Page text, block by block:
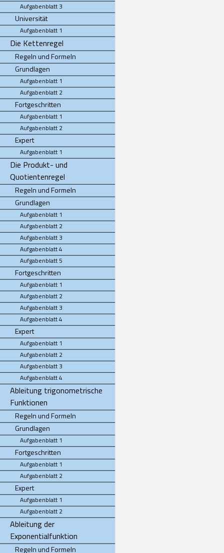
Aufgabenblatt 3
Universität
Aufgabenblatt 1
Die Kettenregel
Regeln und Formeln
Grundlagen
Aufgabenblatt 1
Aufgabenblatt 2
Fortgeschritten
Aufgabenblatt 1
Aufgabenblatt 2
Expert
Aufgabenblatt 1
Die Produkt- und
Quotientenregel
Regeln und Formeln
Grundlagen
Aufgabenblatt 1
Aufgabenblatt 2
Aufgabenblatt 3
Aufgabenblatt 4
Aufgabenblatt 5
Fortgeschritten
Aufgabenblatt 1
Aufgabenblatt 2
Aufgabenblatt 3
Aufgabenblatt 4
Expert
Aufgabenblatt 1
Aufgabenblatt 2
Aufgabenblatt 3
Aufgabenblatt 4
Ableitung trigonometrische
Funktionen
Regeln und Formeln
Grundlagen
Aufgabenblatt 1
Fortgeschritten
Aufgabenblatt 1
Aufgabenblatt 2
Expert
Aufgabenblatt 1
Aufgabenblatt 2
Ableitung der
Exponentialfunktion
Regeln und Formeln